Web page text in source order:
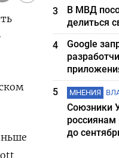
3
В МВД
делиться
4
Google
5
МНЕНИЯ
Союзники
до